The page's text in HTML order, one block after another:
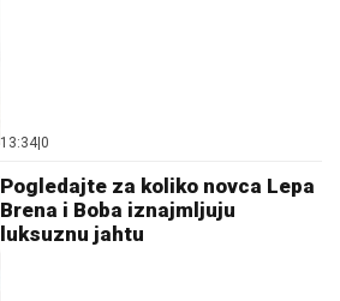
13:34 0
Pogledajte za koliko novca Lepa
Brena i Boba iznajmljuju
luksuznu jahtu